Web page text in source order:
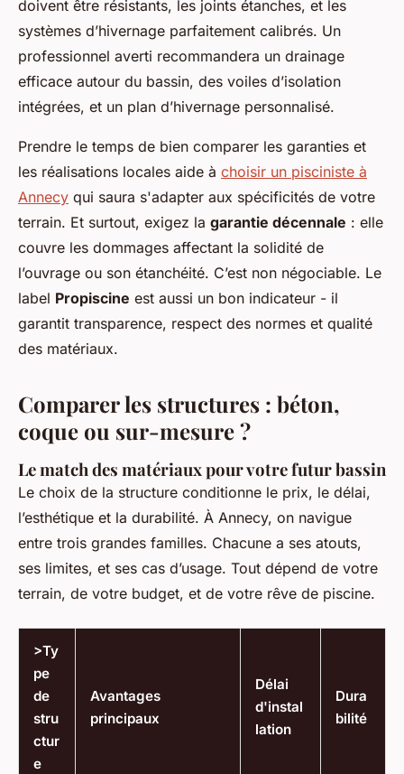
doivent être résistants, les joints étanches, et les
systèmes d’hivernage parfaitement calibrés. Un
professionnel averti recommandera un drainage
efficace autour du bassin, des voiles d’isolation
intégrées, et un plan d’hivernage personnalisé.
Prendre le temps de bien comparer les garanties et
les réalisations locales aide à choisir un pisciniste à
Annecy qui saura s'adapter aux spécificités de votre
terrain. Et surtout, exigez la garantie décennale : elle
couvre les dommages affectant la solidité de
l’ouvrage ou son étanchéité. C’est non négociable. Le
label Propiscine est aussi un bon indicateur - il
garantit transparence, respect des normes et qualité
des matériaux.
Comparer les structures : béton,
coque ou sur-mesure ?
Le match des matériaux pour votre futur bassin
Le choix de la structure conditionne le prix, le délai,
l’esthétique et la durabilité. À Annecy, on navigue
entre trois grandes familles. Chacune a ses atouts,
ses limites, et ses cas d’usage. Tout dépend de votre
terrain, de votre budget, et de votre rêve de piscine.
>Ty
pe
de
stru
ctur
e
Avantages
principaux
Délai
d'instal
lation
Dura
bilité